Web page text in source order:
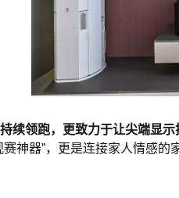
续领跑，更致力于让尖端显示
神器”，更是连接家人情感的